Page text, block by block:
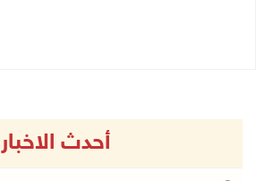
أحدث الاخبار